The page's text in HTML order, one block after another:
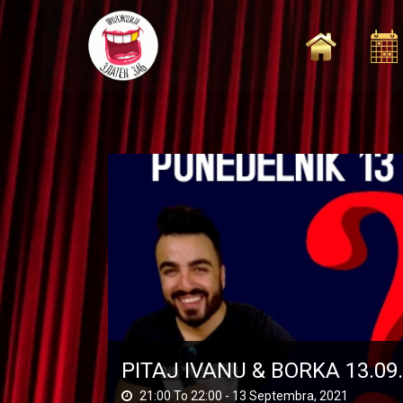
Skip
to
content
PITAJ IVANU & BORKA
21:00 To 22:00 - 13 Septembra, 2021